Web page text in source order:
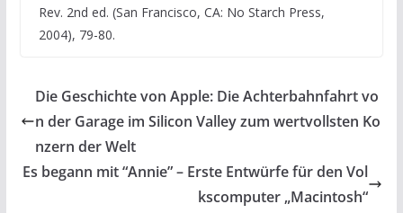
Rev. 2nd ed. (San Francisco, CA: No Starch Press,
2004), 79-80.
Die Geschichte von Apple: Die Achterbahnfahrt vo
n der Garage im Silicon Valley zum wertvollsten Ko
nzern der Welt
Es begann mit “Annie” – Erste Entwürfe für den Vol
kscomputer „Macintosh“